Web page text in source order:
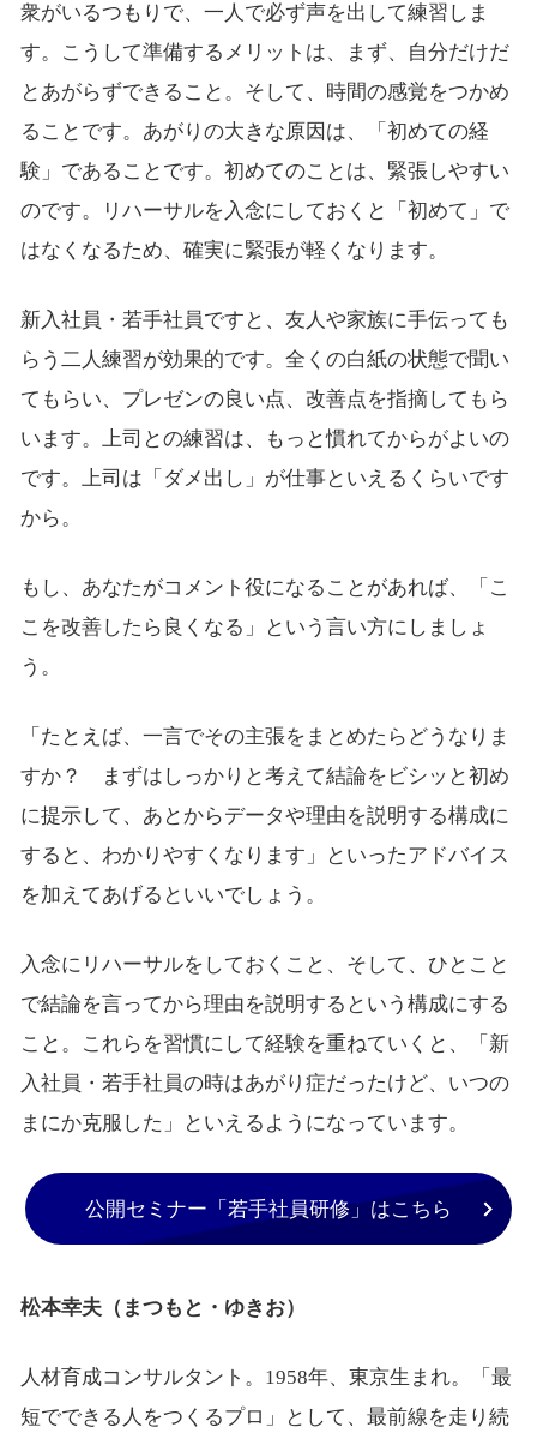
衆がいるつもりで、一人で必ず声を出して練習しま
す。こうして準備するメリットは、まず、自分だけだ
とあがらずできること。そして、時間の感覚をつかめ
ることです。あがりの大きな原因は、「初めての経
験」であることです。初めてのことは、緊張しやすい
のです。リハーサルを入念にしておくと「初めて」で
はなくなるため、確実に緊張が軽くなります。
新入社員・若手社員ですと、友人や家族に手伝っても
らう二人練習が効果的です。全くの白紙の状態で聞い
てもらい、プレゼンの良い点、改善点を指摘してもら
います。上司との練習は、もっと慣れてからがよいの
です。上司は「ダメ出し」が仕事といえるくらいです
から。
もし、あなたがコメント役になることがあれば、「こ
こを改善したら良くなる」という言い方にしましょ
う。
「たとえば、一言でその主張をまとめたらどうなりま
すか？ まずはしっかりと考えて結論をビシッと初め
に提示して、あとからデータや理由を説明する構成に
すると、わかりやすくなります」といったアドバイス
を加えてあげるといいでしょう。
入念にリハーサルをしておくこと、そして、ひとこと
で結論を言ってから理由を説明するという構成にする
こと。これらを習慣にして経験を重ねていくと、「新
入社員・若手社員の時はあがり症だったけど、いつの
まにか克服した」といえるようになっています。
公開セミナー「若手社員研修」はこちら
松本幸夫（まつもと・ゆきお）
人材育成コンサルタント。1958年、東京生まれ。「最
短でできる人をつくるプロ」として、最前線を走り続